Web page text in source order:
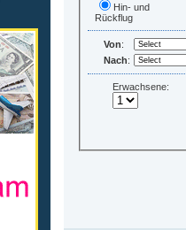
Hin- und
Rückflug
Von:
Nach:
Erwachsene: